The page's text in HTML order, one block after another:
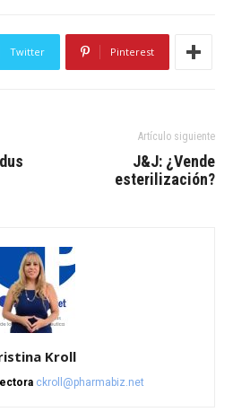
Twitter Pinterest
Artículo siguiente
J&J: ¿Vende
esterilización?
Kroll
ckroll@pharmabiz.net